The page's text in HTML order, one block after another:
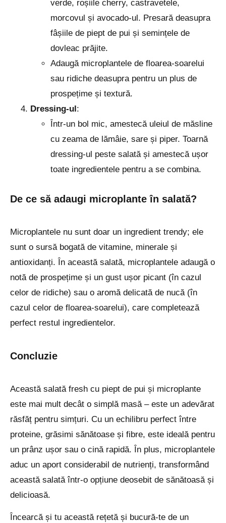
verde, roșiile cherry, castravetele,
morcovul și avocado-ul. Presară deasupra
fâșiile de piept de pui și semințele de
dovleac prăjite.
Adaugă microplantele de floarea-soarelui
sau ridiche deasupra pentru un plus de
prospețime și textură.
Dressing-ul :
Într-un bol mic, amestecă uleiul de măsline
cu zeama de lămâie, sare și piper. Toarnă
dressing-ul peste salată și amestecă ușor
toate ingredientele pentru a se combina.
De ce să adaugi microplante în salată?
Microplantele nu sunt doar un ingredient trendy; ele
sunt o sursă bogată de vitamine, minerale și
antioxidanți. În această salată, microplantele adaugă o
notă de prospețime și un gust ușor picant (în cazul
celor de ridiche) sau o aromă delicată de nucă (în
cazul celor de floarea-soarelui), care completează
perfect restul ingredientelor.
Concluzie
Această salată fresh cu piept de pui și microplante
este mai mult decât o simplă masă – este un adevărat
răsfăț pentru simțuri. Cu un echilibru perfect între
proteine, grăsimi sănătoase și fibre, este ideală pentru
un prânz ușor sau o cină rapidă. În plus, microplantele
aduc un aport considerabil de nutrienți, transformând
această salată într-o opțiune deosebit de sănătoasă și
delicioasă.
Încearcă și tu această rețetă și bucură-te de un